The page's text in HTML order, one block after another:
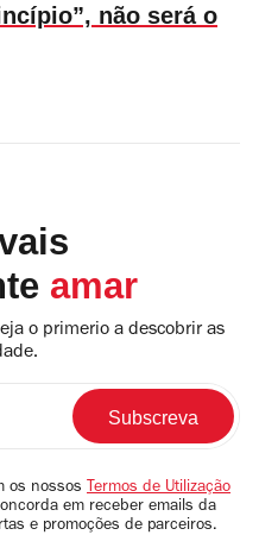
não será o
amar
o primerio a descobrir as
os nossos Termos de Utilização
em receber emails da
e promoções de parceiros.